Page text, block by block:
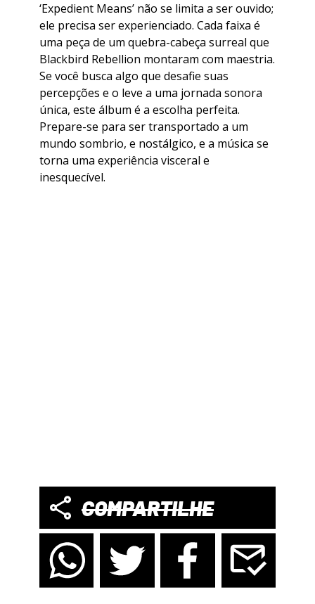
‘Expedient Means’ não se limita a ser ouvido;
ele precisa ser experienciado. Cada faixa é
uma peça de um quebra-cabeça surreal que
Blackbird Rebellion montaram com maestria.
Se você busca algo que desafie suas
percepções e o leve a uma jornada sonora
única, este álbum é a escolha perfeita.
Prepare-se para ser transportado a um
mundo sombrio, e nostálgico, e a música se
torna uma experiência visceral e
inesquecível.
COMPARTILHE